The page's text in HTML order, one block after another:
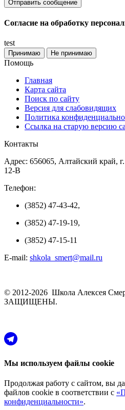
Согласие на обработку
test
Принимаю Не принимаю
Помощь
Главная
Карта сайта
Поиск по сайту
Версия для слабовидящих
Политика
Ссылка на старую версию
Контакты
Адрес: 656065, Алтайский край,
12-В
Телефон:
(3852) 47-43-42,
(3852) 47-19-19,
(3852) 47-15-11
E-mail: shkola_smert@mail.ru
© 2012-2026 Школа Алексея
ЗАЩИЩЕНЫ.
Мы используем файлы cookie
Продолжая работу с сайтом, вы
файлов cookie в соответствии с
конфиденциальности».